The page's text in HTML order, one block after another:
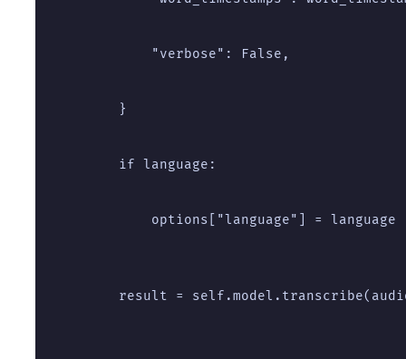
            "verbose": False,
        }
        if language:
            options["language"] = language
result =